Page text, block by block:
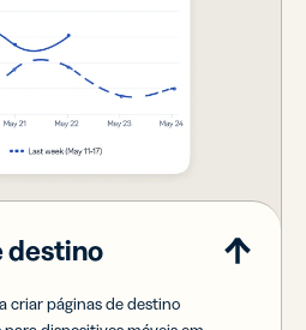
destino
criar páginas de destino